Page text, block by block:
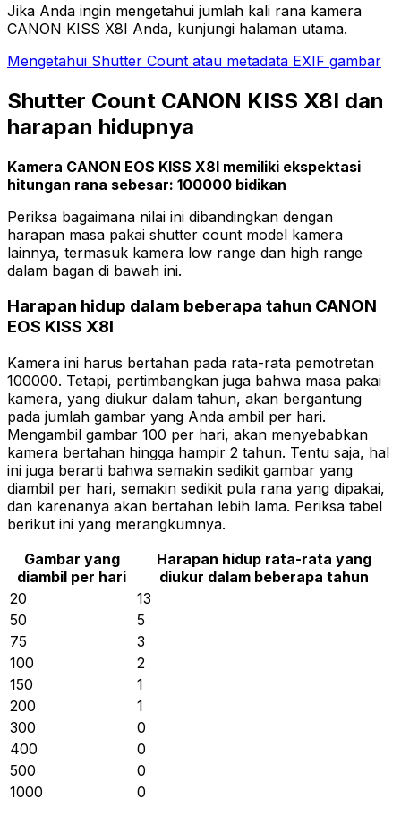
Jika Anda ingin mengetahui jumlah kali rana kamera
CANON KISS X8I Anda, kunjungi halaman utama.
Mengetahui Shutter Count atau metadata EXIF gambar
Shutter Count CANON KISS X8I dan
harapan hidupnya
Kamera CANON EOS KISS X8I memiliki ekspektasi
hitungan rana sebesar: 100000 bidikan
Periksa bagaimana nilai ini dibandingkan dengan
harapan masa pakai shutter count model kamera
lainnya, termasuk kamera low range dan high range
dalam bagan di bawah ini.
Harapan hidup dalam beberapa tahun CANON
EOS KISS X8I
Kamera ini harus bertahan pada rata-rata pemotretan
100000. Tetapi, pertimbangkan juga bahwa masa pakai
kamera, yang diukur dalam tahun, akan bergantung
pada jumlah gambar yang Anda ambil per hari.
Mengambil gambar 100 per hari, akan menyebabkan
kamera bertahan hingga hampir 2 tahun. Tentu saja, hal
ini juga berarti bahwa semakin sedikit gambar yang
diambil per hari, semakin sedikit pula rana yang dipakai,
dan karenanya akan bertahan lebih lama. Periksa tabel
berikut ini yang merangkumnya.
Gambar yang
diambil per hari
Harapan hidup rata-rata yang
diukur dalam beberapa tahun
20
13
50
5
75
3
100
2
150
1
200
1
300
0
400
0
500
0
1000
0